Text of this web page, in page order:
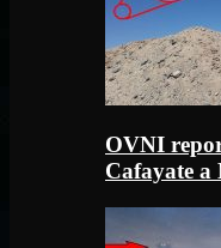
OVNI
Cafayate a